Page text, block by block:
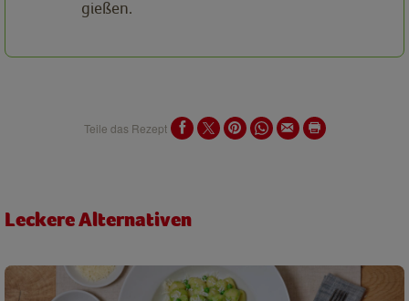
gießen.
Teile das Rezept
Leckere Alternativen